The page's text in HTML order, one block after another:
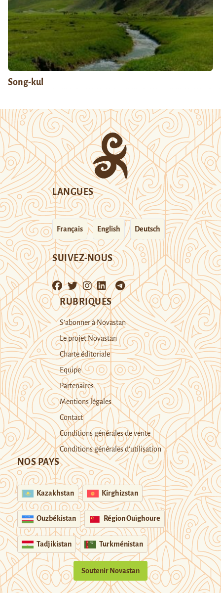
Song-kul
LANGUES
Français English Deutsch
SUIVEZ-NOUS
RUBRIQUES
S’abonner à Novastan
Le projet Novastan
Charte éditoriale
Equipe
Partenaires
Mentions légales
Contact
Conditions générales de vente
Conditions générales d’utilisation
NOS PAYS
Kazakhstan Kirghizstan
Ouzbékistan Région Ouïghoure
Tadjikistan Turkménistan
Soutenir Novastan